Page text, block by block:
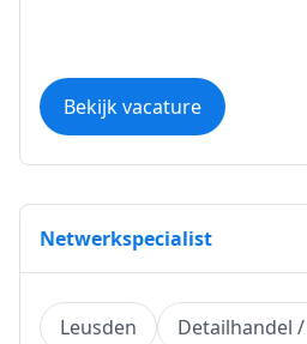
Bekijk vacature
Netwerkspecialist
Leusden Detailhandel